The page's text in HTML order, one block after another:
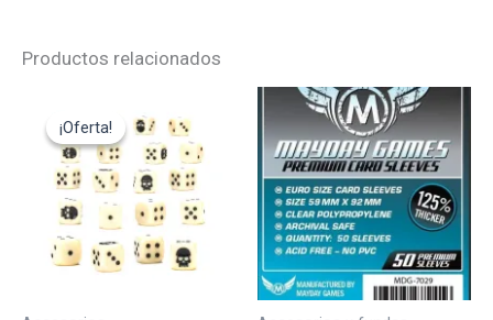
Productos relacionados
¡Oferta!
¡Oferta!
precio
original
era:
9,50€.
precio
actual
es:
8,55€.